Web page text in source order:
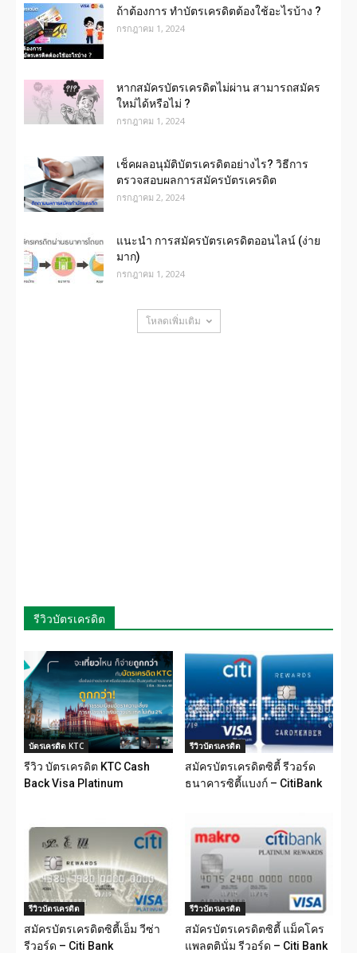
ถ้าต้องการ ทําบัตรเครดิตต้องใช้อะไรบ้าง ?
กรกฎาคม 1, 2024
หากสมัครบัตรเครดิตไม่ผ่าน สามารถสมัคร
ใหม่ได้หรือไม่ ?
กรกฎาคม 1, 2024
เช็คผลอนุมัติบัตรเครดิตอย่างไร? วิธีการ
ตรวจสอบผลการสมัครบัตรเครดิต
กรกฎาคม 2, 2024
แนะนำ การสมัครบัตรเครดิตออนไลน์ (ง่าย
มาก)
กรกฎาคม 1, 2024
โหลดเพิ่มเติม
รีวิวบัตรเครดิต
บัตรเครดิต KTC
รีวิว บัตรเครดิต KTC Cash
Back Visa Platinum
รีวิวบัตรเครดิต
สมัครบัตรเครดิตซิตี้ รีวอร์ด
ธนาคารซิตี้แบงก์ – CitiBank
รีวิวบัตรเครดิต
สมัครบัตรเครดิตซิตี้เอ็ม วีซ่า
รีวอร์ด – Citi Bank
รีวิวบัตรเครดิต
สมัครบัตรเครดิตซิตี้ แม็คโคร
แพลตตินั่ม รีวอร์ด – Citi Bank